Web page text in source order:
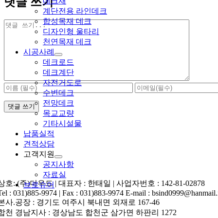
계단전용 라인데크
합성목재 데크
디자인형 울타리
천연목재 데크
시공사례
데크로드
데크계단
자전거도로
수변데크
전망데크
목교교량
기타시설물
납품실적
견적상담
고객지원
공지사항
자료실
브로슈어
댓
호: (주)더우드 | 대표자 : 한태일 | 사업자번호 : 142-81-02878
: 031)885-9974 | Fax : 031)883-9974 E-mail :
사.공장 : 경기도 여주시 북내면 외재로 167-46
천 경남지사 : 경상남도 합천군 삼가면 하판리 1272